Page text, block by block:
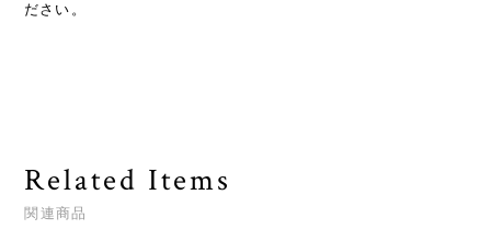
ださい。
Related Items
関連商品